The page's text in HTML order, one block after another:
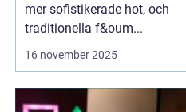
mer sofistikerade hot, och
traditionella f&oum...
16 november 2025